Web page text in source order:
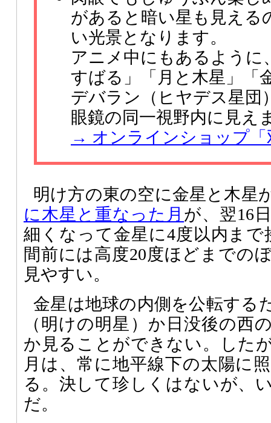
があると暗い星も見える
い光景となります。
アニメ中にもあるように
すばる」「月と木星」「
デバラン（ヒヤデス星団
眼鏡の同一視野内に見え
→ オンラインショップ「
明け方の東の空に金星と木星
に木星と重なった月 が、翌16
細くなって金星に4度以内まで
間前には高度20度ほどまでの
見やすい。
金星は地球の内側を公転する
（明けの明星）か日没後の西
か見ることができない。した
月は、常に地平線下の太陽に
る。決して珍しくはないが、
だ。